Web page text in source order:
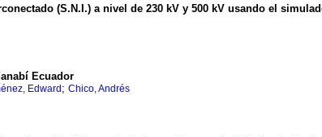
(S.N.I.) a nivel de 230 kV y 500 kV usando el
Ecuador
Edward ; Chico, Andrés